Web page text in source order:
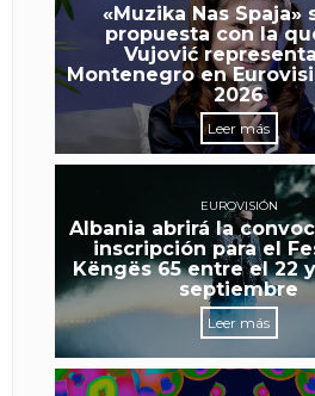
«Muzika Nas Spaja»
propuesta con la
Vujović
Montenegro en
2026
Leer más
EUROVISIÓN
Albania abrirá la
inscripción para el
Këngës 65 entre el 22
septiembre
Leer más